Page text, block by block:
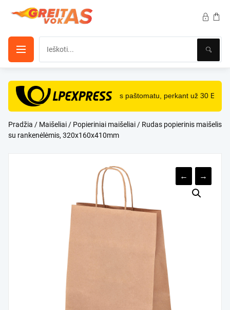
prie
NEMOKAMASpristatymas paštomatu, perkant už 30 Eur
Pradžia / Maišeliai/ Popieriniai maišeliai/ Rudas popierinis maišelis
su rankenėlėmis, 320x160x410mm
← →